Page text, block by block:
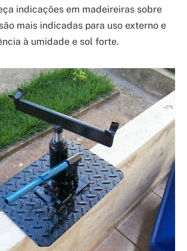
indicações em madeireiras sobre
mais indicadas para uso externo e
à umidade e sol forte.